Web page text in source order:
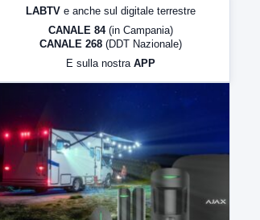
LabNews (Diretta)
LABTV e anche sul digitale terrestre
CANALE 84 (in Campania)
CANALE 268 (DDT Nazionale)
E sulla nostra APP